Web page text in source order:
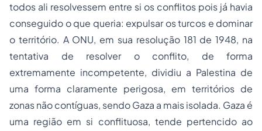
todos ali resolvessem entre si os conflitos pois já havia
conseguido o que queria: expulsar os turcos e dominar
o território. A ONU, em sua resolução 181 de 1948, na
tentativa de resolver o conflito, de forma
extremamente incompetente, dividiu a Palestina de
uma forma claramente perigosa, em territórios de
zonas não contíguas, sendo Gaza a mais isolada. Gaza é
uma região em si conflituosa, tende pertencido ao